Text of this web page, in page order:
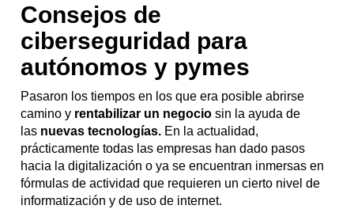
Consejos de
ciberseguridad para
autónomos y pymes
Pasaron los tiempos en los que era posible abrirse
camino y rentabilizar un negocio sin la ayuda de
las nuevas tecnologías. En la actualidad,
prácticamente todas las empresas han dado pasos
hacia la digitalización o ya se encuentran inmersas en
fórmulas de actividad que requieren un cierto nivel de
informatización y de uso de internet.